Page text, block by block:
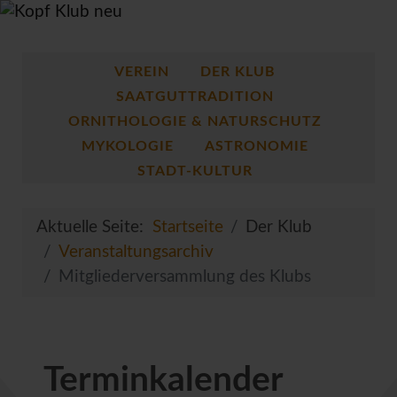
VEREIN
DER KLUB
SAATGUTTRADITION
ORNITHOLOGIE & NATURSCHUTZ
MYKOLOGIE
ASTRONOMIE
STADT-KULTUR
Aktuelle Seite: Startseite
Der Klub
Veranstaltungsarchiv
Mitgliederversammlung des Klubs
Terminkalender